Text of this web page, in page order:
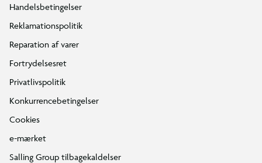
Handelsbetingelser
Reklamationspolitik
Reparation af varer
Fortrydelsesret
Privatlivspolitik
Konkurrencebetingelser
Cookies
e-mærket
Salling Group tilbagekaldelser